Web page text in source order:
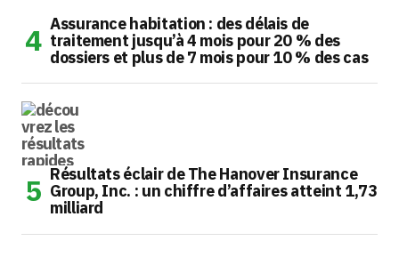
Assurance habitation : des délais de
traitement jusqu’à 4 mois pour 20 % des
dossiers et plus de 7 mois pour 10 % des cas
Résultats éclair de The Hanover Insurance
Group, Inc. : un chiffre d’affaires atteint 1,73
milliard